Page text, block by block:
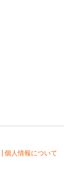
個人情報について